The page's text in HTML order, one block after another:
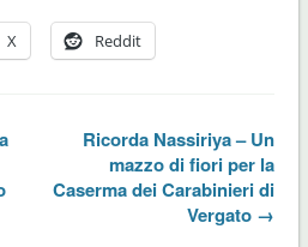
X Reddit
Ricorda Nassiriya – Un
mazzo di fiori per la
Caserma dei Carabinieri di
Vergato →